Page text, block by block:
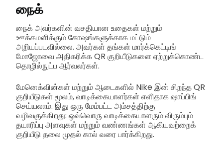
நைக்
நைக் அவர்களின் வசதியான உதைகள் மற்றும்
ஊக்கமளிக்கும் கோஷங்களுக்காக மட்டும்
அறியப்படவில்லை. அவர்கள் தங்கள் மார்க்கெட்டிங்
மோஜோவை அதிகரிக்க QR குறியீடுகளை ஏற்றுக்கொண்ட
தொழில்நுட்ப ஆர்வலர்கள்.
மேனெக்வின்கள் மற்றும் ஆடைகளில் Nike இன் சிறந்த QR
குறியீடுகள் மூலம், வாடிக்கையாளர்கள் எளிதாக ஷாப்பிங்
செய்யலாம். இது ஒரு மேம்பட்ட அம்சத்திற்கு
வழிவகுக்கிறது: ஒவ்வொரு வாடிக்கையாளரும் விரும்பும்
தயாரிப்பு அளவுகள் மற்றும் வண்ணங்கள் ஆகியவற்றைக்
குறியீடு தலை முதல் கால் வரை பார்க்கிறது.